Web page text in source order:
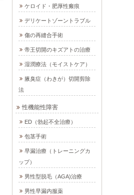
ケロイド・肥厚性瘢痕
デリケートゾーントラブル
傷の再縫合手術
帝王切開のキズアトの治療
湿潤療法（モイストケア）
腋臭症（わきが）切開剪除
法
性機能性障害
ED（勃起不全治療）
包茎手術
早漏治療（トレーニングカ
ップ）
男性型脱毛（AGA)治療
男性早漏内服薬